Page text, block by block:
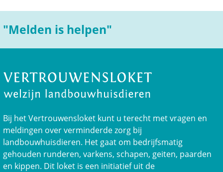
"Melden is helpen"
Bij het Vertrouwensloket kunt u terecht met vragen en
meldingen over verminderde zorg bij
landbouwhuisdieren. Het gaat om bedrijfsmatig
gehouden runderen, varkens, schapen, geiten, paarden
en kippen. Dit loket is een initiatief uit de